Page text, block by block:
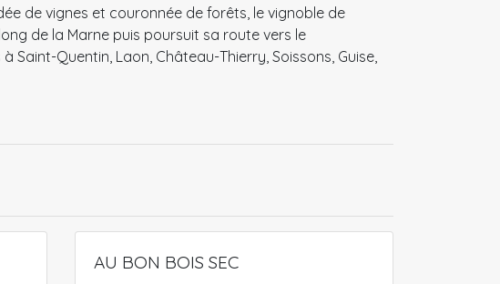
de vignes et couronnée de forêts, le vignoble de
de la Marne puis poursuit sa route vers le
Quentin, Laon, Château-Thierry, Soissons, Guise,
AU BON BOIS SEC